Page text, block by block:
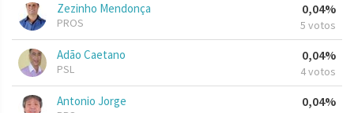
Zezinho Mendonça
PROS
0,04%
5 votos
Adão Caetano
PSL
0,04%
4 votos
Antonio Jorge 0,04%